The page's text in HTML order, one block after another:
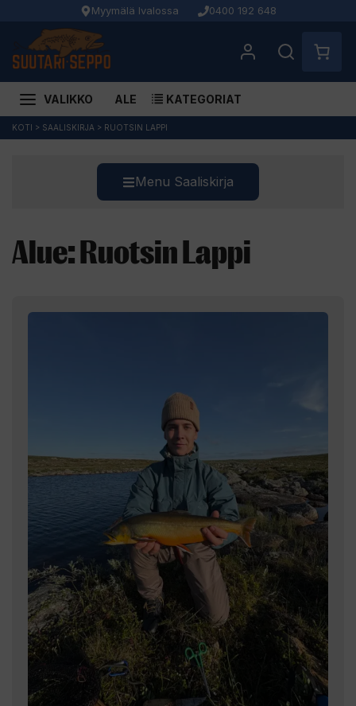
Myymälä Ivalossa 0400 192 648
VALIKKO ALE KATEGORIAT
Siirry
KOTI > SAALISKIRJA > RUOTSIN LAPPI
Menu Saaliskirja
Alue:Ruotsin Lappi